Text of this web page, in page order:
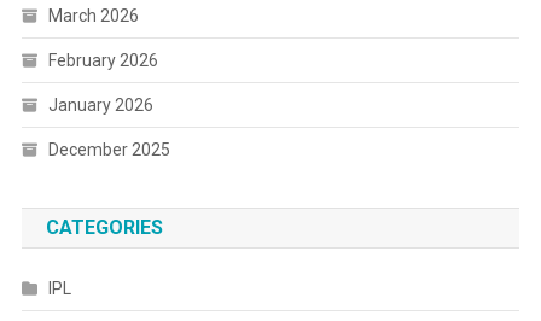
March 2026
February 2026
January 2026
December 2025
CATEGORIES
IPL